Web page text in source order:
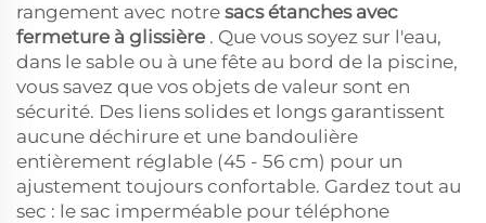
rangement avec notre sacs étanches avec
fermeture à glissière . Que vous soyez sur l'eau,
dans le sable ou à une fête au bord de la piscine,
vous savez que vos objets de valeur sont en
sécurité. Des liens solides et longs garantissent
aucune déchirure et une bandoulière
entièrement réglable (45 - 56 cm) pour un
ajustement toujours confortable. Gardez tout au
sec : le sac imperméable pour téléphone